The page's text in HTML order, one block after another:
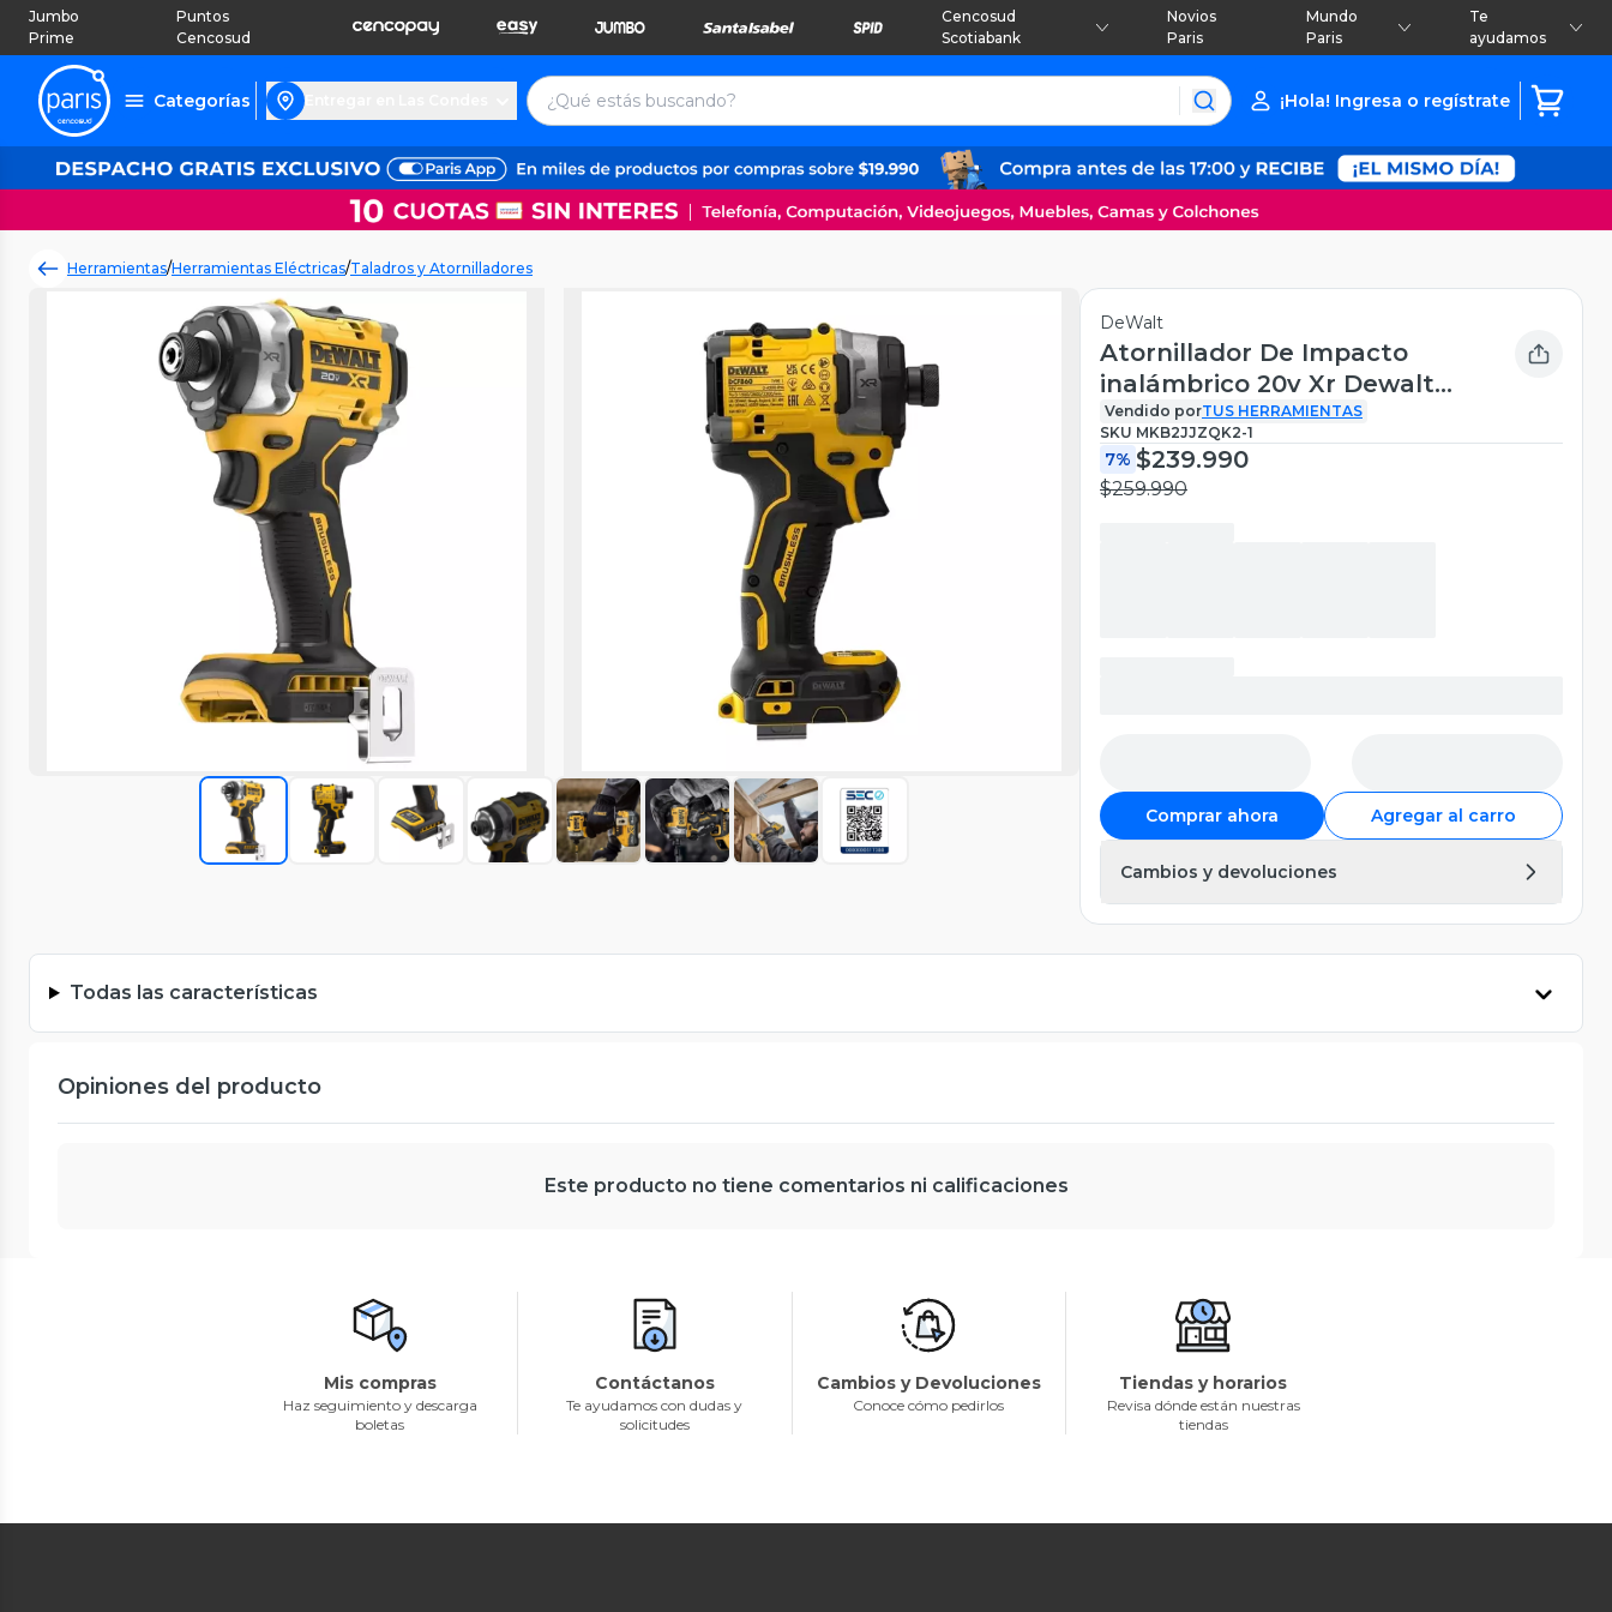
Jumbo
Prime
Puntos
Cencosud
Cencosud
Scotiabank
Novios
Paris
Mundo
Paris
Te
ayudamos
Categorías ¡Hola! Ingresa o regístrate
Herramientas/Herramientas Eléctricas/Taladros y Atornilladores
DeWalt
Atornillador De Impacto
inalámbrico 20v Xr Dewalt
Dcf860b
Vendido porTUS HERRAMIENTAS
SKU MKB2JJZQK2-1
7% $239.990
$259.990
Comprar ahora Agregar al carro
Cambios y devoluciones
Todas las características
Opiniones del producto
Este producto no tiene comentarios ni calificaciones
Mis compras
Haz seguimiento y descarga
boletas
Contáctanos
Te ayudamos con dudas y
solicitudes
Cambios y Devoluciones
Conoce cómo pedirlos
Tiendas y horarios
Revisa dónde están nuestras
tiendas